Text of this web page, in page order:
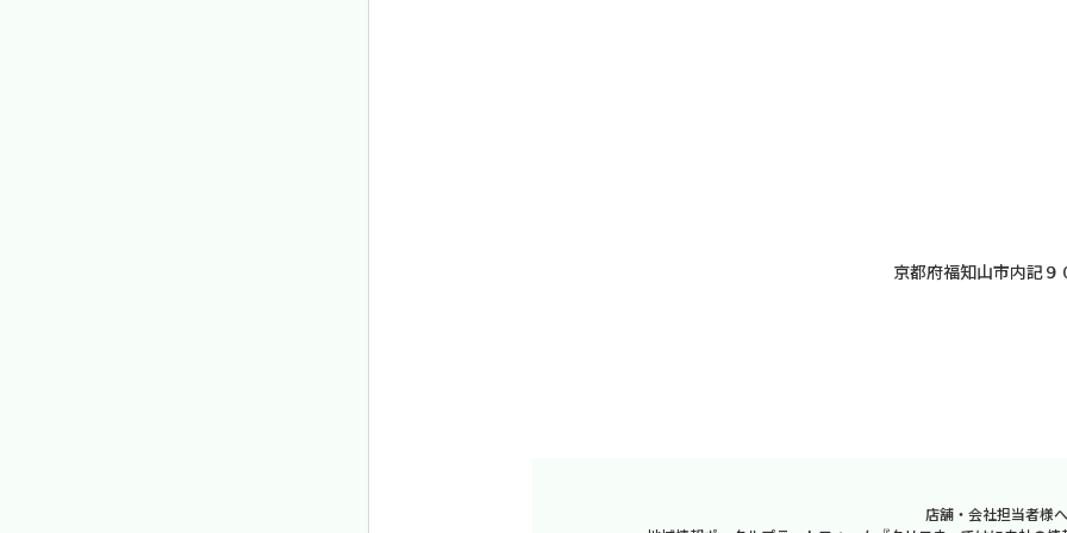
京都府福知山市内記９
店舗・会社担当者様へ